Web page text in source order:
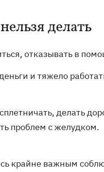
делать
отказывать в
и тяжело
делать
проблем с желудком.
крайне важным